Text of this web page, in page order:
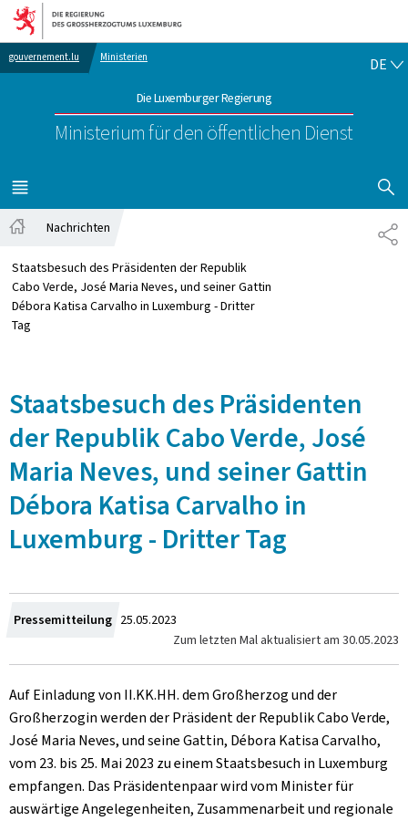
Zur Hauptnavigation
Zum Inhalt
gouvernement.lu Ministerien
Die Luxemburger Regierung
Ministerium für den öffentlichen Dienst
DE
MENÜ
HAUPT-
Nachrichten
Staatsbesuch des Präsidenten der Republik
Cabo Verde, José Maria Neves, und seiner Gattin
Débora Katisa Carvalho in Luxemburg - Dritter
Tag
Staatsbesuch des Präsidenten
der Republik Cabo Verde, José
Maria Neves, und seiner Gattin
Débora Katisa Carvalho in
Luxemburg - Dritter Tag
Pressemitteilung Zum
25.05.2023
Zum letzten Mal aktualisiert am 30.05.2023
Auf Einladung von II.KK.HH. dem Großherzog und der
Großherzogin werden der Präsident der Republik Cabo Verde,
José Maria Neves, und seine Gattin, Débora Katisa Carvalho,
vom 23. bis 25. Mai 2023 zu einem Staatsbesuch in Luxemburg
empfangen. Das Präsidentenpaar wird vom Minister für
auswärtige Angelegenheiten, Zusammenarbeit und regionale